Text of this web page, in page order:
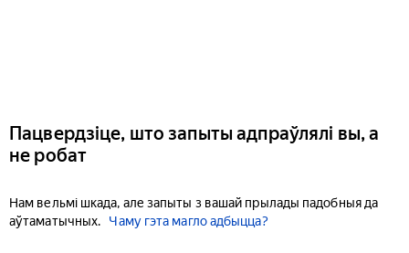
Пацвердзіце, што запыты адпраўлялі вы, а
не робат
Нам вельмі шкада, але запыты з вашай прылады падобныя да
аўтаматычных.
Чаму гэта магло адбыцца?